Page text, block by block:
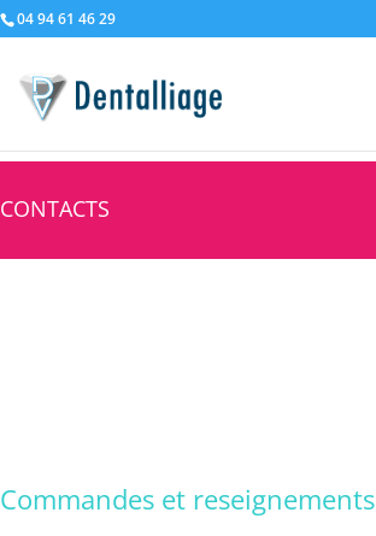
04 94 61 46 29
CONTACTS
Commandes et reseignements